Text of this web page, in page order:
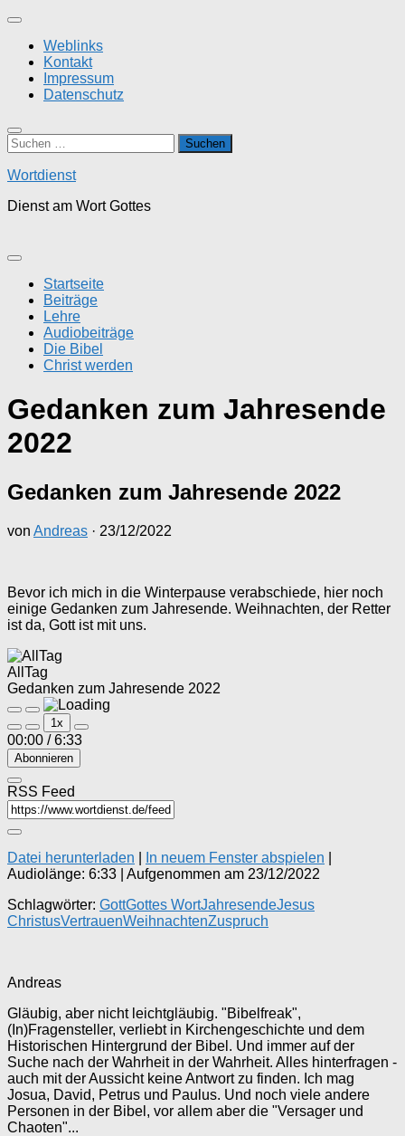
Zum
springenWeblinks
Kontakt
Impressum
Datenschutz
Suchen
nach:
Wortdienst
Dienst am Wort Gottes
Startseite
Beiträge
Lehre
Audiobeiträge
Die Bibel
Christ werden
Gedanken zum Jahresende
2022
Gedanken zum Jahresende 2022
von Andreas · 23/12/2022
Bevor ich mich in die Winterpause verabschiede, hier noch
einige Gedanken zum Jahresende. Weihnachten, der Retter
ist da, Gott ist mit uns.
AllTag
Gedanken zum Jahresende 2022
Play
Episode
Pause
Episode
1x
00:00 / 6:33
Abonnieren
RSS Feed
Datei herunterladen In neuem Fenster abspielen
Audiolänge: 6:33
Aufgenommen am 23/12/2022
Schlagwörter: GottGottes WortJahresendeJesus
ChristusVertrauenWeihnachtenZuspruch
Andreas
Gläubig, aber nicht leichtgläubig. "Bibelfreak",
(In)Fragensteller, verliebt in Kirchengeschichte und dem
Historischen Hintergrund der Bibel. Und immer auf der
Suche nach der Wahrheit in der Wahrheit. Alles hinterfragen -
auch mit der Aussicht keine Antwort zu finden. Ich mag
Josua, David, Petrus und Paulus. Und noch viele andere
Personen in der Bibel, vor allem aber die "Versager und
Chaoten"...